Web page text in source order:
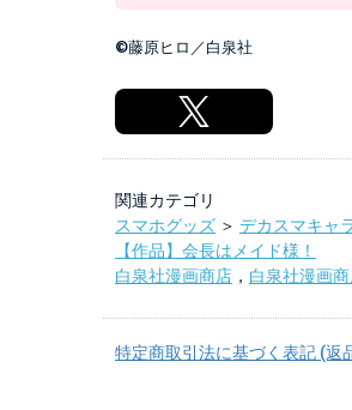
©藤原ヒロ／白泉社
関連カテゴリ
スマホグッズ ＞ デカスマキャ
【作品】会長はメイド様！
白泉社漫画商店 ， 白泉社漫画
特定商取引法に基づく表記 (返